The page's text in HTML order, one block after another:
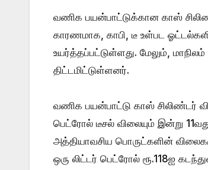
வணிக பயன்பாட்டுக்கான காஸ்
காரணமாக, காபி, டீ உள்பட
உயர்த்தப்பட்டுள்ளது. மேலும்,
திட்டமிட்டுள்ளனர்.
வணிக பயன்பாட்டு காஸ் சிலிண்டர்
பெட்ரோல் டீசல் விலையும் இன்று
அத்தியாவசிய பொருட்களின்
ஒரு லிட்டர் பெட்ரோல் ரூ.118ஐ